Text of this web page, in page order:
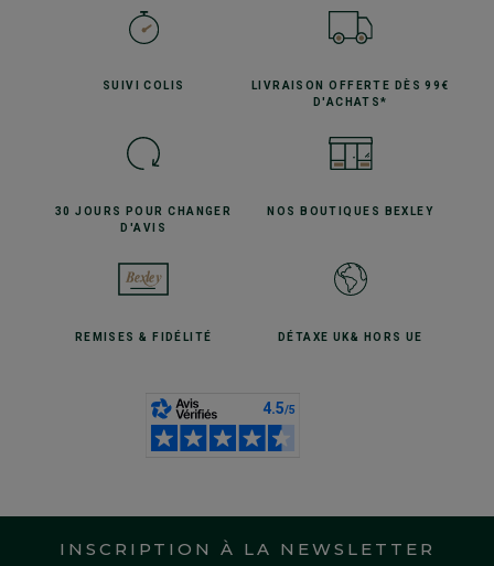
SUIVICOLIS LIVRAISON OFFERTE
DÈS 99€
D'ACHATS*
30 JOURS POURCHANGER
D'AVIS
NOS BOUTIQUES BEXLEY
REMISES& FIDÉLITÉ DÉTAXE UK& HORS UE
INSCRIPTION À LA NEWSLETTER